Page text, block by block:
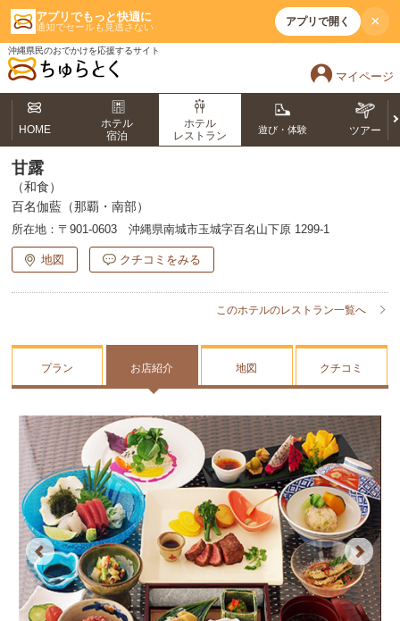
アプリでもっと快適に
通知でセールも見逃さない アプリで開く ×
沖縄県民のおでかけを応援するサイト
マイページ
HOME
ホテル
宿泊
ホテル
レストラン
遊び・体験 ツアー
甘露
（和食）
百名伽藍（那覇・南部）
所在地： 〒901-0603 沖縄県南城市玉城字百名山下原 1299-1
地図 クチコミをみる
このホテルのレストラン一覧へ
プラン お店紹介 地図 クチコミ
Previous Next